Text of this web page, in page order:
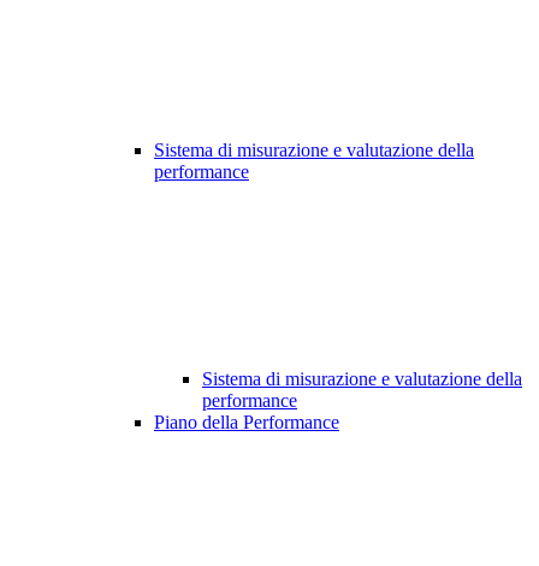
Sistema di misurazione e valutazione della
performance
Sistema di misurazione e valutazione della
performance
Piano della Performance